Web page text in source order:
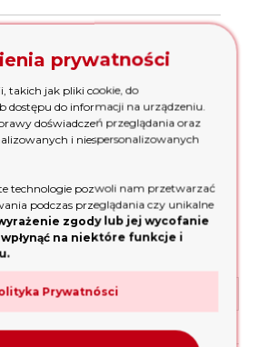
produktu:
(0)
prywatności
takich jak pliki cookie, do
dostępu do informacji na urządzeniu.
doświadczeń przeglądania oraz
i niespersonalizowanych
technologie pozwoli nam przetwarzać
podczas przeglądania czy unikalne
zgody lub jej wycofanie
na niektóre funkcje i
Prywatnósci